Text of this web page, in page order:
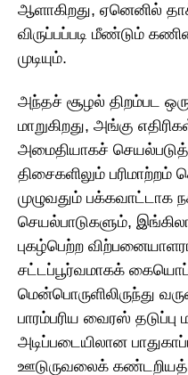
ஆளாகிறது, ஏனெனில்
விருப்பப்படி மீண்டும்
முடியும்.
அந்தச் சூழல் திறம்பட
மாறுகிறது, அங்கு
அமைதியாகச்
திசைகளிலும்
முழுவதும் பக்கவாட்டாக
செயல்பாடுகளும்,
புகழ்பெற்ற
சட்டப்பூர்வமாகக்
மென்பொருளிலிருந்து
பாரம்பரிய வைரஸ்
அடிப்படையிலான
ஊடுருவலைக்